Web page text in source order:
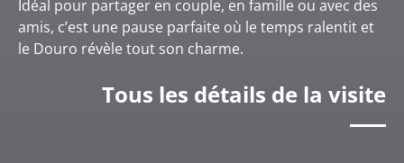
Idéal pour partager en couple, en famille ou avec des
amis, c’est une pause parfaite où le temps ralentit et
le Douro révèle tout son charme.
Tous les détails de la visite